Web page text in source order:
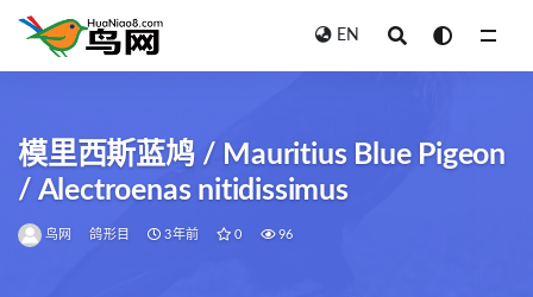
EN
模里西斯蓝鸠 / Mauritius Blue Pigeon
/ Alectroenas nitidissimus
鸟网 鸽形目 3年前 0 96